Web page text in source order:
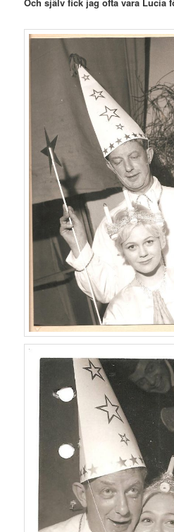
Och själv fick jag ofta vara Lucia